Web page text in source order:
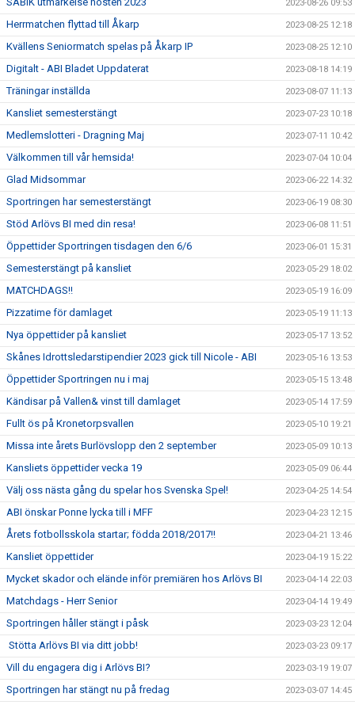
2023-08-26 09:53
Herrmatchen flyttad till Åkarp 2023-08-25 12:18
Kvällens Seniormatch spelas på Åkarp IP 2023-08-25 12:10
Digitalt - ABI Bladet Uppdaterat 2023-08-18 14:19
Träningar inställda 2023-08-07 11:13
Kansliet semesterstängt 2023-07-23 10:18
Medlemslotteri - Dragning Maj 2023-07-11 10:42
Välkommen till vår hemsida! 2023-07-04 10:04
Glad Midsommar 2023-06-22 14:32
Sportringen har semesterstängt 2023-06-19 08:30
Stöd Arlövs BI med din resa! 2023-06-08 11:51
Öppettider Sportringen tisdagen den 6/6 2023-06-01 15:31
Semesterstängt på kansliet 2023-05-29 18:02
MATCHDAGS!! 2023-05-19 16:09
Pizzatime för damlaget 2023-05-19 11:13
Nya öppettider på kansliet 2023-05-17 13:52
Skånes Idrottsledarstipendier 2023 gick till Nicole - ABI 2023-05-16 13:53
Öppettider Sportringen nu i maj 2023-05-15 13:48
Kändisar på Vallen& vinst till damlaget 2023-05-14 17:59
Fullt ös på Kronetorpsvallen 2023-05-10 19:21
Missa inte årets Burlövslopp den 2 september 2023-05-09 10:13
Kansliets öppettider vecka 19 2023-05-09 06:44
Välj oss nästa gång du spelar hos Svenska Spel! 2023-04-25 14:54
ABI önskar Ponne lycka till i MFF 2023-04-23 12:15
Årets fotbollsskola startar; födda 2018/2017!! 2023-04-21 13:46
Kansliet öppettider 2023-04-19 15:22
Mycket skador och elände inför premiären hos Arlövs BI 2023-04-14 22:03
Matchdags - Herr Senior 2023-04-14 19:49
Sportringen håller stängt i påsk 2023-03-23 12:04
Stötta Arlövs BI via ditt jobb! 2023-03-23 09:17
Vill du engagera dig i Arlövs BI? 2023-03-19 19:07
Sportringen har stängt nu på fredag 2023-03-07 14:45